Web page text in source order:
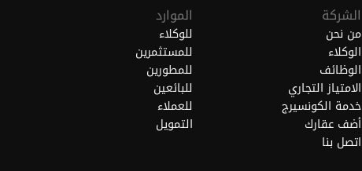
الشركة
من نحن
الوكلاء
الوظائف
الامتياز التجاري
خدمة الكونسيرج
أضف عقارك
اتصل بنا
الموارد
للوكلاء
للمستثمرين
للمطورين
للبائعين
للعملاء
التمويل